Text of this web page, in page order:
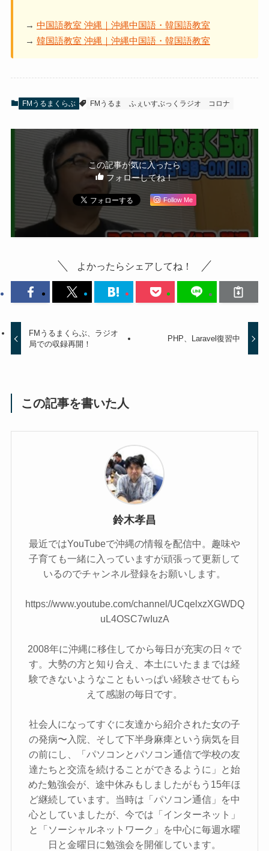
→ 中国語教室 沖縄｜沖縄中国語・韓国語教室
→ 韓国語教室 沖縄｜沖縄中国語・韓国語教室
FMうるまくらぶ FMうるま ふぇいすぶっくラジオ コロナ
この記事が気に入ったら
フォローしてね！
Follow Me
よかったらシェアしてね！
FMうるまくらぶ、ラジオ
局での収録再開！
PHP、Laravel復習中
この記事を書いた人
鈴木孝昌
最近ではYouTubeで沖縄の情報を配信中。趣味や
子育ても一緒に入っていますが頑張って更新して
いるのでチャンネル登録をお願いします。
https://www.youtube.com/channel/UCqelxzXGWDQ
uL4OSC7wIuzA
2008年に沖縄に移住してから毎日が充実の日々で
す。大勢の方と知り合え、本土にいたままでは経
験できないようなこともいっぱい経験させてもら
えて感謝の毎日です。
社会人になってすぐに友達から紹介された女の子
の発病〜入院、そして下半身麻痺という病気を目
の前にし、「パソコンとパソコン通信で学校の友
達たちと交流を続けることができるように」と始
めた勉強会が、途中休みもしましたがもう15年ほ
ど継続しています。当時は「パソコン通信」を中
心としていましたが、今では「インターネット」
と「ソーシャルネットワーク」を中心に毎週水曜
日と金曜日に勉強会を開催しています。